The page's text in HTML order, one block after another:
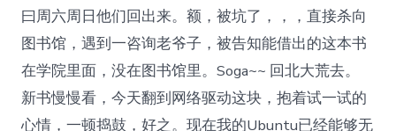
曰周六周日他们回出来。额，被坑了，，，直接杀向
图书馆，遇到一咨询老爷子，被告知能借出的这本书
在学院里面，没在图书馆里。Soga~~ 回北大荒去。
新书慢慢看，今天翻到网络驱动这块，抱着试一试的
心情，一顿捣鼓，好之。现在我的Ubuntu已经能够无